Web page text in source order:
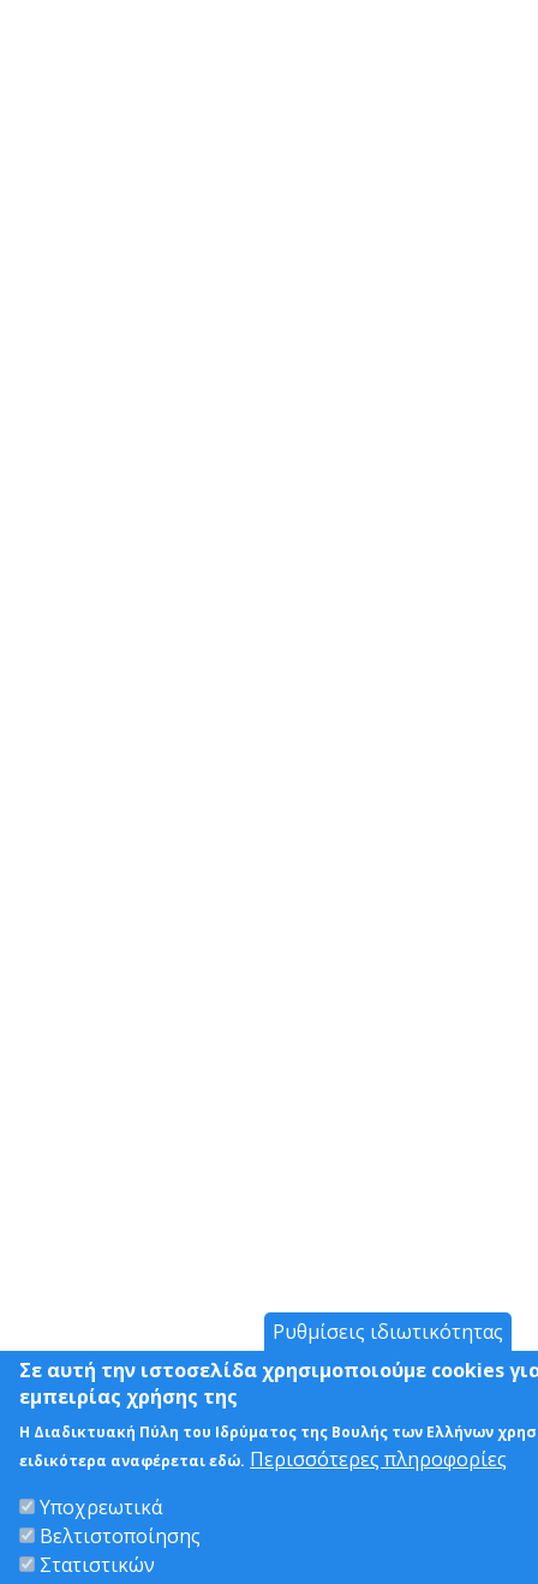
Ρυθμίσεις ιδιωτικότητας
Σε αυτή την ιστοσελίδα χρησιμοποιούμε cookies
εμπειρίας χρήσης της
Η Διαδικτυακή Πύλη του Ιδρύματος της Βουλής των Ελλήνων
ειδικότερα αναφέρεται εδώ. Περισσότερες πληροφορίες
Υποχρεωτικά
Βελτιστοποίησης
Στατιστικών